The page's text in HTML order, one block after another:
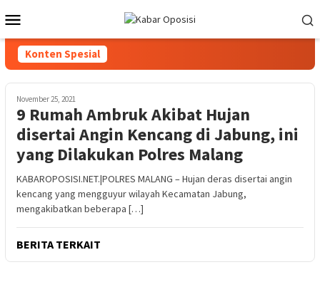
ke
kontenMobile
Konten Spesial
November 25, 2021
9 Rumah Ambruk Akibat Hujan
disertai Angin Kencang di Jabung, ini
yang Dilakukan Polres Malang
KABAROPOSISI.NET.|POLRES MALANG – Hujan deras disertai angin
kencang yang mengguyur wilayah Kecamatan Jabung,
mengakibatkan beberapa […]
BERITA TERKAIT